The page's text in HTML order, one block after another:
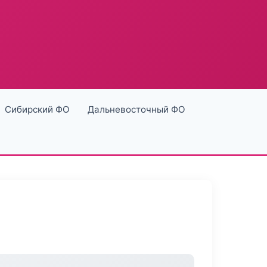
Сибирский ФО Дальневосточный ФО